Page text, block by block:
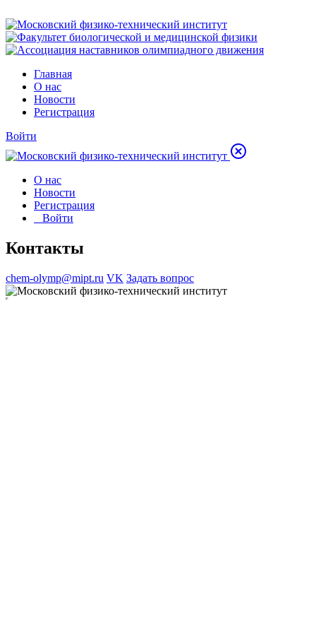
Главная
О нас
Новости
Регистрация
Войти
О нас
Новости
Регистрация
Войти
Контакты
chem-olymp@mipt.ru VK Задать вопрос